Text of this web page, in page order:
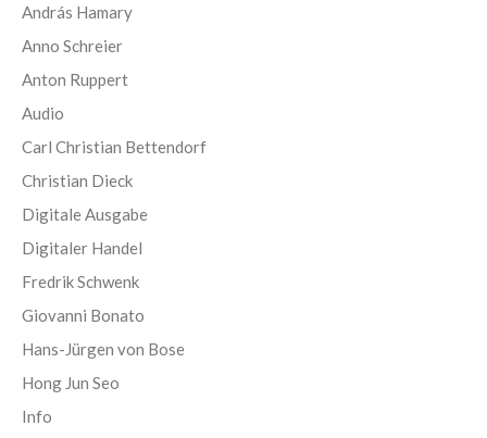
András Hamary
Anno Schreier
Anton Ruppert
Audio
Carl Christian Bettendorf
Christian Dieck
Digitale Ausgabe
Digitaler Handel
Fredrik Schwenk
Giovanni Bonato
Hans-Jürgen von Bose
Hong Jun Seo
Info